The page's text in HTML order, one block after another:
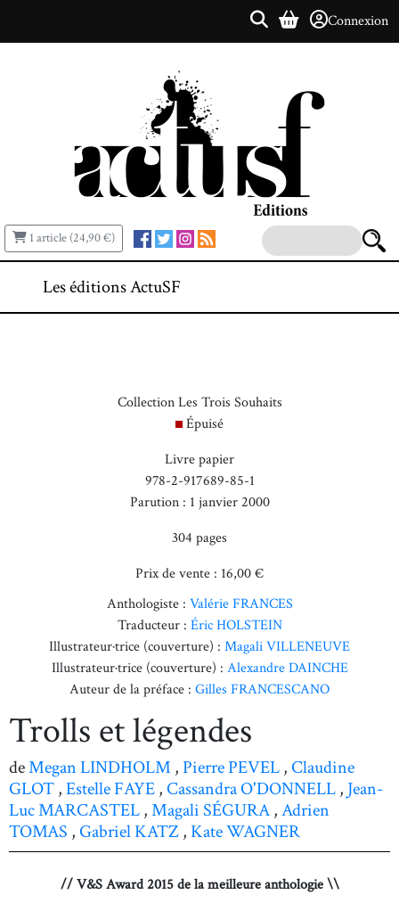
Connexion
1 article (24,90 €)
Les éditions ActuSF
Collection Les Trois Souhaits
Épuisé
Livre papier
978-2-917689-85-1
Parution : 1 janvier 2000
304 pages
Prix de vente : 16,00 €
Anthologiste : Valérie FRANCES
Traducteur : Éric HOLSTEIN
Illustrateur·trice (couverture) : Magali VILLENEUVE
Illustrateur·trice (couverture) : Alexandre DAINCHE
Auteur de la préface : Gilles FRANCESCANO
Trolls et légendes
deMegan LINDHOLM ,Pierre PEVEL,Claudine
GLOT,Estelle FAYE,Cassandra O'DONNELL, Jean-
Luc MARCASTEL,Magali SÉGURA,Adrien
TOMAS ,Gabriel KATZ,Kate WAGNER
// V&S Award 2015 de la meilleure anthologie \\